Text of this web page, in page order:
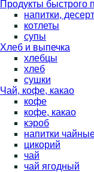
Продукты быстрого
напитки,
котлеты
супы
Хлеб и выпечка
хлебцы
хлеб
сушки
Чай, кофе, какао
кофе
кофе, какао
кэроб
напитки
цикорий
чай
чай ягодный